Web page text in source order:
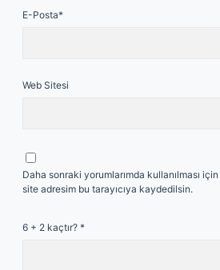
E-Posta*
Web Sitesi
Daha sonraki yorumlarımda kullanılması
site adresim bu tarayıcıya kaydedilsin.
6 + 2 kaçtır? *